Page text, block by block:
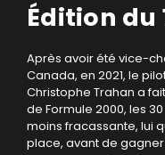
Édition du
Après avoir été vice-
Canada, en 2021, le
Christophe Trahan a
de Formule 2000, les
moins fracassante, lui
place, avant de